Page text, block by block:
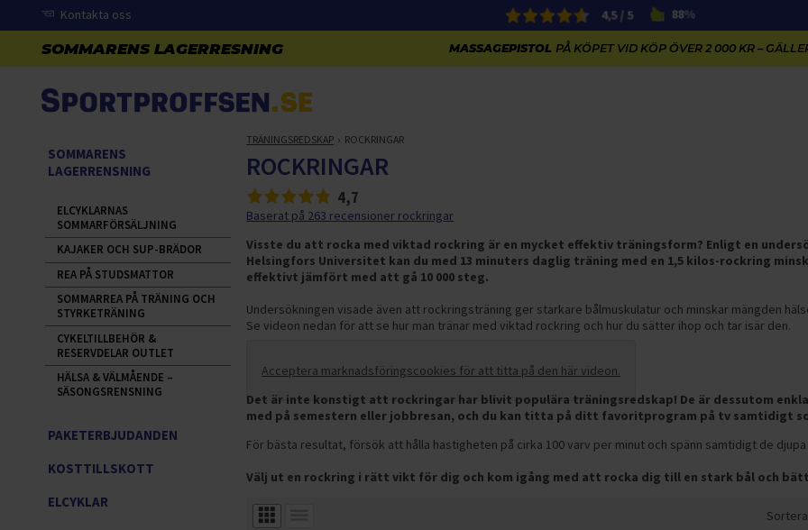
Kontakta oss 4,5 / 5 88%
MASSAGEPISTOL PÅ KÖPET VID KÖP ÖVER 2 000 KR –
TRÄNINGSREDSKAP ROCKRINGAR
ROCKRINGAR
4,7
Baserat på 263 recensioner rockringar
Visste du att rocka med viktad rockring är en mycket effektiv träningsform? Enligt en
Helsingfors Universitet kan du med 13 minuters daglig träning med en 1,5 kilos-rockring
effektivt jämfört med att gå 10 000 steg.
Undersökningen visade även att rockringsträning ger starkare bålmuskulatur och minskar mängden
Se videon nedan för att se hur man tränar med viktad rockring och hur du sätter ihop och tar isär den.
Acceptera marknadsföringscookies för att titta på den här videon.
Det är inte konstigt att rockringar har blivit populära träningsredskap! De är dessutom
med på semestern eller jobbresan, och du kan titta på ditt favoritprogram på tv samtidigt
För bästa resultat, försök att hålla hastigheten på cirka 100 varv per minut och spänn samtidigt de
Välj ut en rockring i rätt vikt för dig och kom igång med att rocka dig till en stark bål och
SOMMARENS
LAGERRENSNING
ELCYKLARNAS
SOMMARFÖRSÄLJNING
KAJAKER OCH SUP-BRÄDOR
REA PÅ STUDSMATTOR
SOMMARREA PÅ TRÄNING OCH
STYRKETRÄNING
CYKELTILLBEHÖR &
RESERVDELAR OUTLET
HÄLSA & VÄLMÅENDE –
SÄSONGSRENSNING
PAKETERBJUDANDEN
KOSTTILLSKOTT
ELCYKLAR